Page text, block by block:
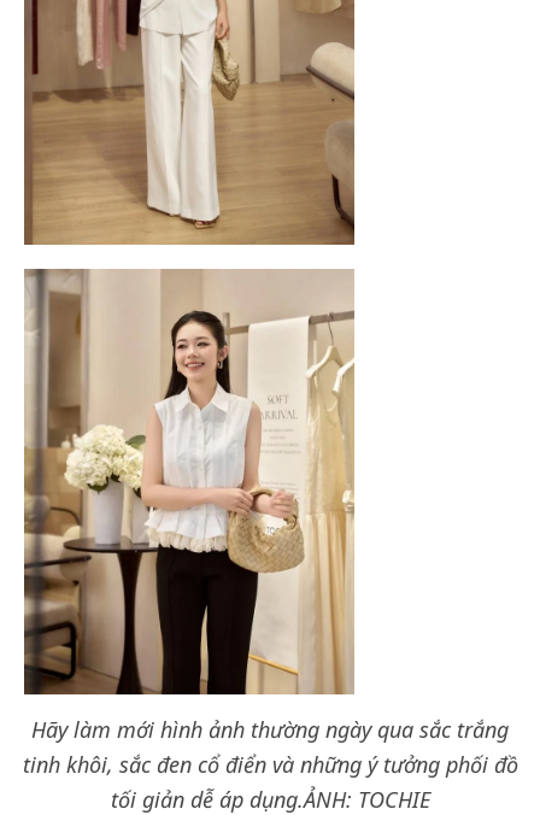
Hãy làm mới hình ảnh thường ngày qua sắc trắng
tinh khôi, sắc đen cổ điển và những ý tưởng phối đồ
tối giản dễ áp dụng.ẢNH: TOCHIE